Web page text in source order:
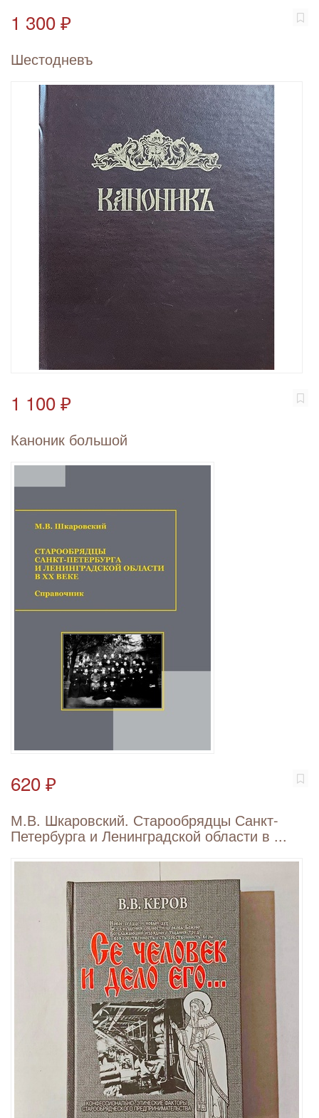
1 300 ₽
Шестодневъ
1 100 ₽
Каноник большой
620 ₽
М.В. Шкаровский. Старообрядцы Санкт-
Петербурга и Ленинградской области в ...